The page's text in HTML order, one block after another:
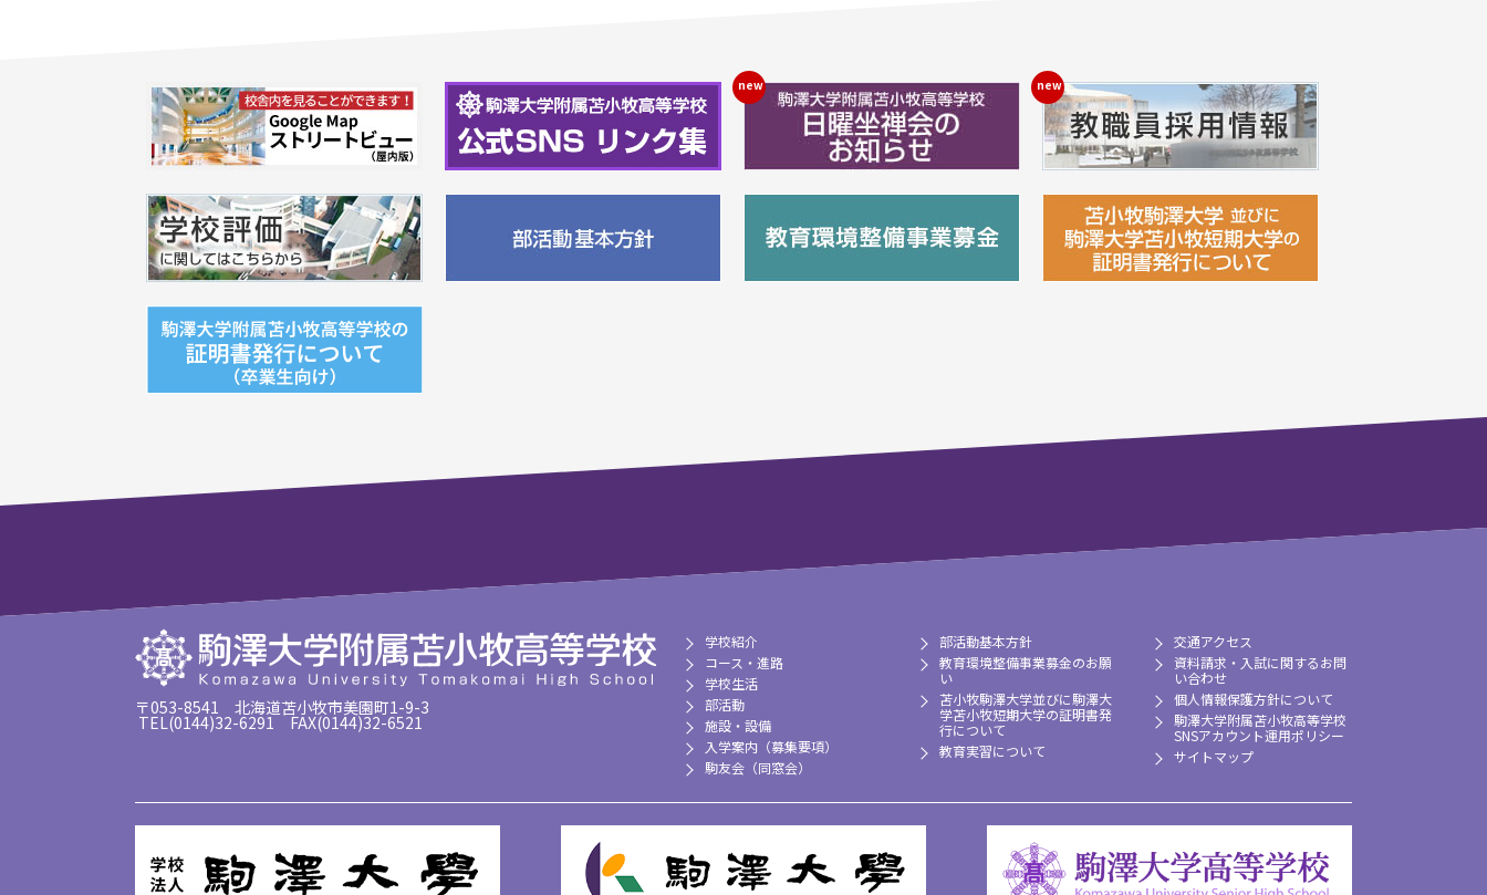
〒053-8541 北海道苫小牧市美園町1-9-3
TEL(0144)32-6291 FAX(0144)32-6521
学校紹介
コース・進路
学校生活
部活動
施設・設備
入学案内（募集要項）
駒友会（同窓会）
部活動基本方針
教育環境整備事業募金のお願
い
苫小牧駒澤大学並びに駒澤大
学苫小牧短期大学の証明書発
行について
教育実習について
交通アクセス
資料請求・入試に関するお問
い合わせ
個人情報保護方針について
駒澤大学附属苫小牧高等学校
SNSアカウント運用ポリシー
サイトマップ